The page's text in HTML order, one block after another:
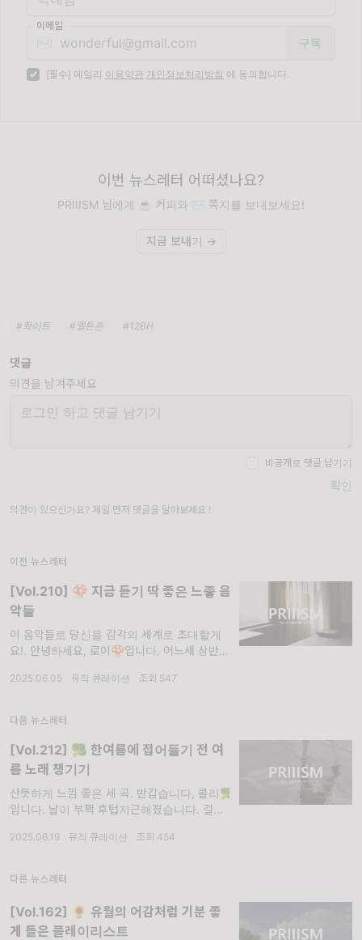
이메일
✉️
[필수] 메일리 이용약관 개인정보처리방침 에 동의합니다.
이번 뉴스레터 어떠셨나요?
PRIIISM 님에게 ☕️ 커피와 ✉️ 쪽지를 보내보세요!
지금 보내기 →
#화이트 #엘튼존 #12BH
댓글
의견을 남겨주세요
비공개로 댓글 남기기
확인
의견이 있으신가요? 제일 먼저 댓글을 달아보세요 !
이전 뉴스레터
[Vol.210] 🍄 지금 듣기 딱 좋은 느좋 음
악들
이 음악들로 당신을 감각의 세계로 초대할게
요!. 안녕하세요, 로이🍄입니다. 어느새 상반기
도 절반이 지나버린다니, 시간이 너무나 빠르게
말
2025.06.05 뮤직 큐레이션 조회 547
다음 뉴스레터
[Vol.212] 🥦 한여름에 접어들기 전 여
름 노래 챙기기
산뜻하게 느낌 좋은 세 곡. 반갑습니다, 콜리🥦
입니다. 날이 부쩍 후텁지근해졌습니다. 걸어서
요. 자주 뛰고 걷는 집 앞 호수공원에 벌레들이
2025.06.19 뮤직 큐레이션 조회 454
다른 뉴스레터
[Vol.162] 🌻 유월의 어감처럼 기분 좋
게 들은 플레이리스트